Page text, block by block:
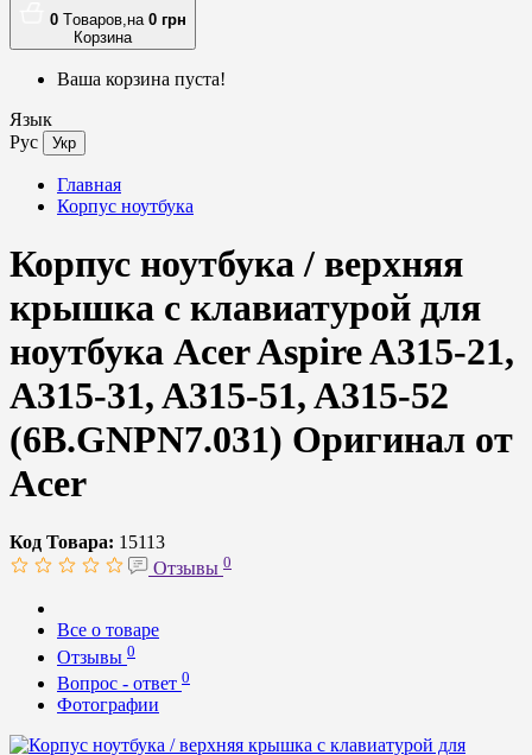
0 Tоваров,на 0 грн
Корзина
Ваша корзина пуста!
Язык
Рус
Укр
Главная
Корпус ноутбука
Корпус ноутбука / верхняя
крышка с клавиатурой для
ноутбука Acer Aspire A315-21,
A315-31, A315-51, A315-52
(6B.GNPN7.031) Оригинал от
Acer
Код Товара: 15113
Отзывы 0
Все о товаре
Отзывы 0
Вопрос - ответ 0
Фотографии